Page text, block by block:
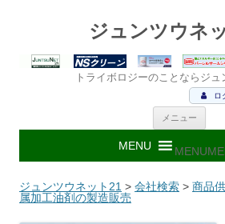
ジュンツウネ
トライボロジーのことならジュ
ロ
メニュー
ン
ツ
ス
キ
MENU
ジュンツウネット21 > 会社検索 > 商品
属加工油剤の製造販売